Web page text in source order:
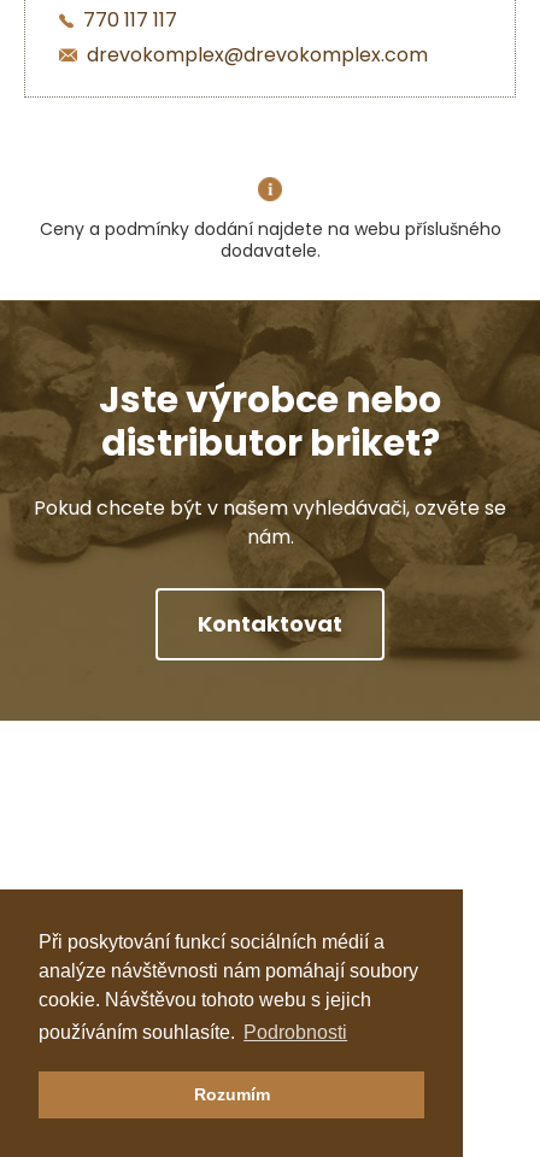
Při poskytování funkcí sociálních médií a
analýze návštěvnosti nám pomáhají soubory
cookie. Návštěvou tohoto webu s jejich
používáním souhlasíte. Podrobnosti
Rozumím
770 117 117
drevokomplex@drevokomplex.com
Ceny a podmínky dodání najdete na webu příslušného
dodavatele.
Jste výrobce nebo
distributor briket?
Pokud chcete být v našem vyhledávači, ozvěte se
nám.
Kontaktovat
Klastr Česká peleta
Katalog topenářů